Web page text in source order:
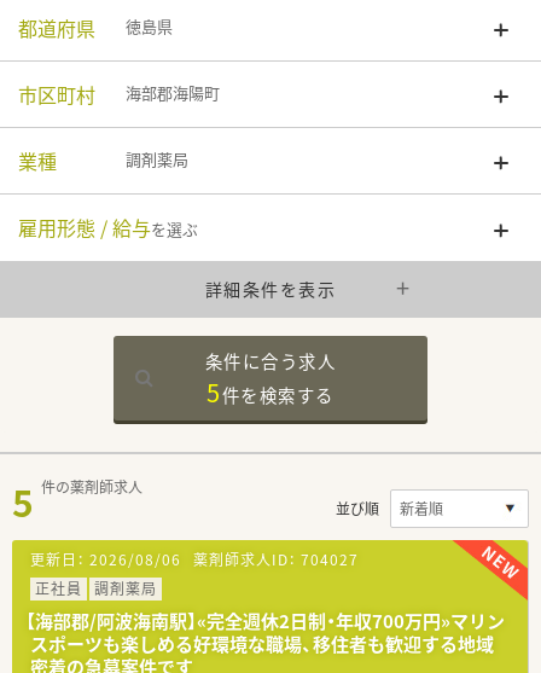
都道府県 徳島県
市区町村 海部郡海陽町
業種 調剤薬局
雇用形態 / 給与を選ぶ
詳細条件を表示
条件に合う求人
5件を検索する
5 件の薬剤師求人
並び順
更新日： 2026/08/06 薬剤師求人ID： 704027
正社員
調剤薬局
【海部郡/阿波海南駅】«完全週休2日制・年収700万円»マリン
スポーツも楽しめる好環境な職場、移住者も歓迎する地域
密着の急募案件です